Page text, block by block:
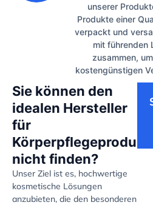
unserer
Produkte einer
verpackt und
mit führenden
zusammen,
kostengünstigen
Sie können den
idealen Hersteller
für
Körperpflegeprodukte
nicht finden?
Unser Ziel ist es, hochwertige
kosmetische Lösungen
anzubieten, die den besonderen